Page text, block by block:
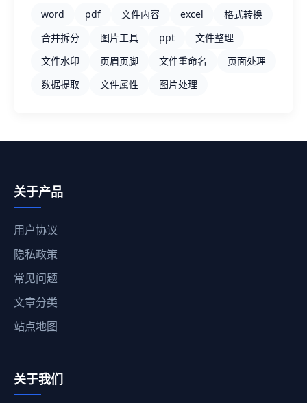
word pdf 文件内容 excel
格式转换
合并拆分
图片工具 ppt
文件整理
文件水印
页眉页脚 文件重命名
页面处理
数据提取
文件属性 图片处理
关于产品
用户协议
隐私政策
常见问题
文章分类
站点地图
关于我们